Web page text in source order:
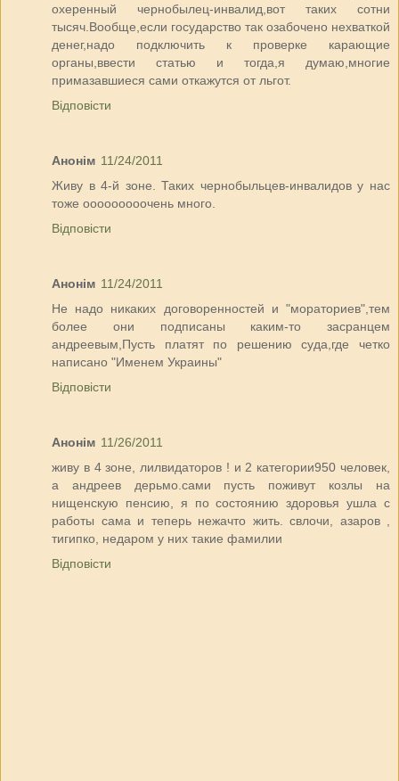
охеренный чернобылец-инвалид,вот таких сотни
тысяч.Вообще,если государство так озабочено нехваткой
денег,надо подключить к проверке карающие
органы,ввести статью и тогда,я думаю,многие
примазавшиеся сами откажутся от льгот.
Відповісти
Анонім 11/24/2011
Живу в 4-й зоне. Таких чернобыльцев-инвалидов у нас
тоже ооооооооочень много.
Відповісти
Анонім 11/24/2011
Не надо никаких договоренностей и "мораториев",тем
более они подписаны каким-то засранцем
андреевым,Пусть платят по решению суда,где четко
написано "Именем Украины"
Відповісти
Анонім 11/26/2011
живу в 4 зоне, лилвидаторов ! и 2 категории950 человек,
а андреев дерьмо.сами пусть поживут козлы на
нищенскую пенсию, я по состоянию здоровья ушла с
работы сама и теперь нежачто жить. свлочи, азаров ,
тигипко, недаром у них такие фамилии
Відповісти